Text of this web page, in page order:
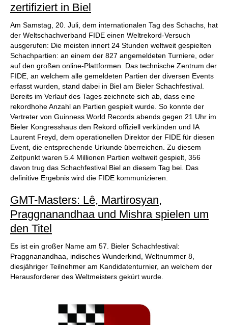
zertifiziert in Biel
Am Samstag, 20. Juli, dem internationalen Tag des Schachs, hat
der Weltschachverband FIDE einen Weltrekord-Versuch
ausgerufen: Die meisten innert 24 Stunden weltweit gespielten
Schachpartien: an einem der 827 angemeldeten Turniere, oder
auf den großen online-Plattformen. Das technische Zentrum der
FIDE, an welchem alle gemeldeten Partien der diversen Events
erfasst wurden, stand dabei in Biel am Bieler Schachfestival.
Bereits im Verlauf des Tages zeichnete sich ab, dass eine
rekordhohe Anzahl an Partien gespielt wurde. So konnte der
Vertreter von Guinness World Records abends gegen 21 Uhr im
Bieler Kongresshaus den Rekord offiziell verkünden und IA
Laurent Freyd, dem operationellen Direktor der FIDE für diesen
Event, die entsprechende Urkunde überreichen. Zu diesem
Zeitpunkt waren 5.4 Millionen Partien weltweit gespielt, 356
davon trug das Schachfestival Biel an diesem Tag bei. Das
definitive Ergebnis wird die FIDE kommunizieren.
GMT-Masters: Lê, Martirosyan,
Praggnanandhaa und Mishra spielen um
den Titel
Es ist ein großer Name am 57. Bieler Schachfestival:
Praggnanandhaa, indisches Wunderkind, Weltnummer 8,
diesjähriger Teilnehmer am Kandidatenturnier, an welchem der
Herausforderer des Weltmeisters gekürt wurde.